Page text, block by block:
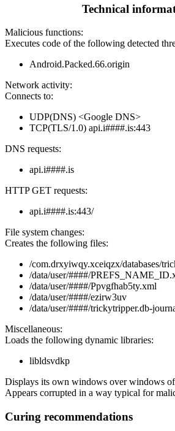
Technical
Malicious functions:
Executes code of the following detected
Android.Packed.66.origin
Network activity:
Connects to:
UDP(DNS) <Google DNS>
TCP(TLS/1.0) api.i####.is:443
DNS requests:
api.i####.is
HTTP GET requests:
api.i####.is:443/
File system changes:
Creates the following files:
/com.drxyiwqy.xceiqzx/databases/
/data/user/####/
/data/user/####/Ppvgfhab5ty.xml
/data/user/####/ezirw3uv
/data/user/####/trickytripper.db-
Miscellaneous:
Loads the following dynamic libraries:
libldsvdkp
Displays its own windows over windows of
Appears corrupted in a way typical for
Curing recommendations